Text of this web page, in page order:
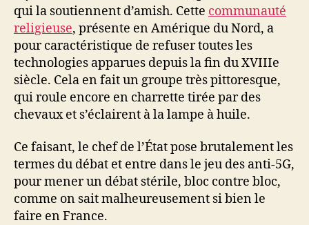
qui la soutiennent d’amish. Cette communauté
religieuse, présente en Amérique du Nord, a
pour caractéristique de refuser toutes les
technologies apparues depuis la fin du XVIIIe
siècle. Cela en fait un groupe très pittoresque,
qui roule encore en charrette tirée par des
chevaux et s’éclairent à la lampe à huile.
Ce faisant, le chef de l’État pose brutalement les
termes du débat et entre dans le jeu des anti-5G,
pour mener un débat stérile, bloc contre bloc,
comme on sait malheureusement si bien le
faire en France.